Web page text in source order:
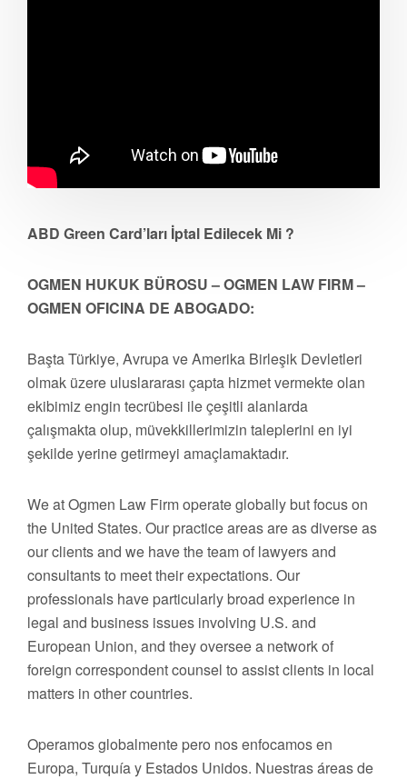
ABD Green Card’ları İptal Edilecek Mi ?
OGMEN HUKUK BÜROSU – OGMEN LAW FIRM –
OGMEN OFICINA DE ABOGADO:
Başta Türkiye, Avrupa ve Amerika Birleşik Devletleri
olmak üzere uluslararası çapta hizmet vermekte olan
ekibimiz engin tecrübesi ile çeşitli alanlarda
çalışmakta olup, müvekkillerimizin taleplerini en iyi
şekilde yerine getirmeyi amaçlamaktadır.
We at Ogmen Law Firm operate globally but focus on
the United States. Our practice areas are as diverse as
our clients and we have the team of lawyers and
consultants to meet their expectations. Our
professionals have particularly broad experience in
legal and business issues involving U.S. and
European Union, and they oversee a network of
foreign correspondent counsel to assist clients in local
matters in other countries.
Operamos globalmente pero nos enfocamos en
Europa, Turquía y Estados Unidos. Nuestras áreas de